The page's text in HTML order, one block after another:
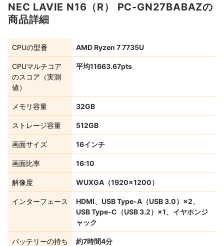
NEC LAVIE N16（R） PC-GN27BABAZの
商品詳細
CPUの型番 AMD Ryzen 7 7735U
CPUマルチコア
のスコア（実測
値）
平均11663.67pts
メモリ容量 32GB
ストレージ容量 512GB
画面サイズ 16インチ
画面比率 16:10
解像度 WUXGA（1920×1200）
インターフェース
HDMI、USB Type-A（USB 3.0）×2、
USB Type-C（USB 3.2）×1、イヤホンジ
ャック
バッテリーの持ち
約7時間4分